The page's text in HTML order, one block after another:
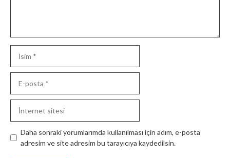
posta
sitesi
Daha sonraki yorumlarımda kullanılması için adım, e-posta
adresim ve site adresim bu tarayıcıya kaydedilsin.